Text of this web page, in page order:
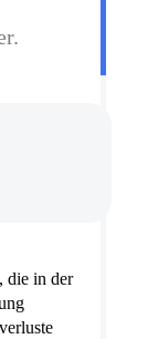
die in der